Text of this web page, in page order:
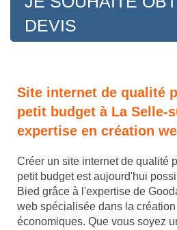
DEVIS
Site internet de qualité
petit budget à La Selle-
expertise en création
Créer un site internet de qualité
petit budget est aujourd'hui
Bied grâce à l'expertise de
web spécialisée dans la
économiques. Que vous soyez